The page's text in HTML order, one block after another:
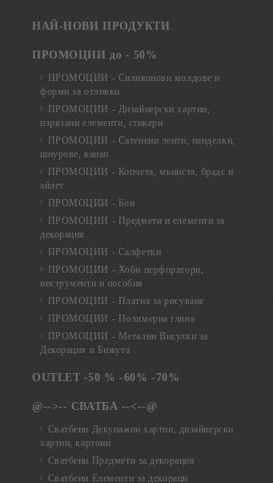
НАЙ-НОВИ ПРОДУКТИ
ПРОМОЦИИ до - 50%
ПРОМОЦИИ - Силиконови молдове и
форми за отливки
ПРОМОЦИИ - Дизайнерски хартии,
изрязани елементи, стикери
ПРОМОЦИИ - Сатенени ленти, панделки,
шнурове, канап
ПРОМОЦИИ - Копчета, мъниста, брадс и
айлет
ПРОМОЦИИ - Бои
ПРОМОЦИИ - Предмети и елементи за
декорация
ПРОМОЦИИ - Салфетки
ПРОМОЦИИ - Хоби перфоратори,
инструменти и пособия
ПРОМОЦИИ - Платна за рисуване
ПРОМОЦИИ - Полимерна глина
ПРОМОЦИИ - Метални Висулки за
Декорация и Бижута
OUTLET -50 % -60% -70%
@-->-- СВАТБА --<--@
Сватбени Декупажни хартии, дизайнерски
хартии, картони
Сватбени Предмети за декорация
Сватбени Елементи за декораци